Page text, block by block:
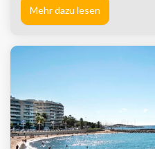
Mehr dazu lesen